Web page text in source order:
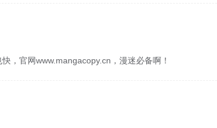
，官网www.mangacopy.cn，漫迷必备啊！